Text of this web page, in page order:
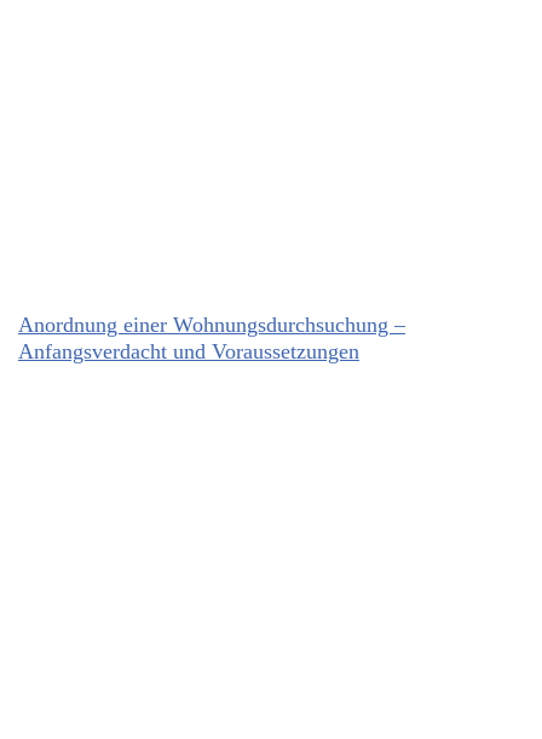
Anordnung einer Wohnungsdurchsuchung –
Anfangsverdacht und Voraussetzungen